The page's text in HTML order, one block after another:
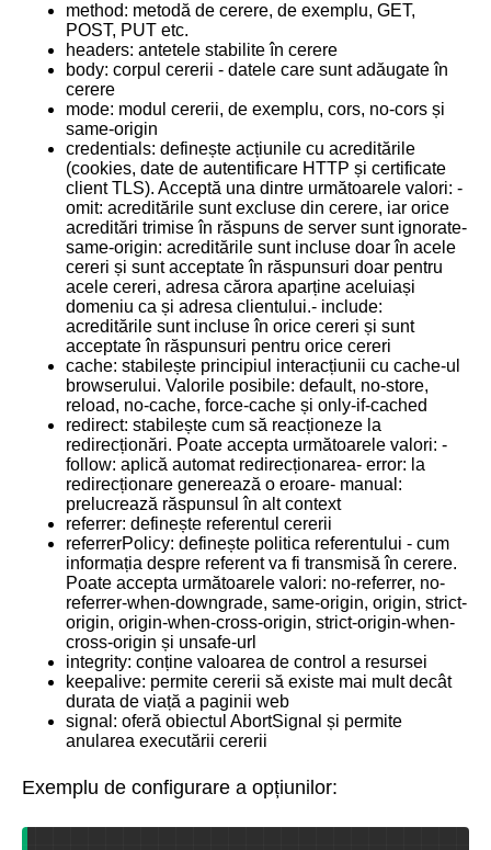
method: metodă de cerere, de exemplu, GET,
POST, PUT etc.
headers: antetele stabilite în cerere
body: corpul cererii - datele care sunt adăugate în
cerere
mode: modul cererii, de exemplu, cors, no-cors și
same-origin
credentials: definește acțiunile cu acreditările
(cookies, date de autentificare HTTP și certificate
client TLS). Acceptă una dintre următoarele valori: -
omit: acreditările sunt excluse din cerere, iar orice
acreditări trimise în răspuns de server sunt ignorate-
same-origin: acreditările sunt incluse doar în acele
cereri și sunt acceptate în răspunsuri doar pentru
acele cereri, adresa cărora aparține aceluiași
domeniu ca și adresa clientului.- include:
acreditările sunt incluse în orice cereri și sunt
acceptate în răspunsuri pentru orice cereri
cache: stabilește principiul interacțiunii cu cache-ul
browserului. Valorile posibile: default, no-store,
reload, no-cache, force-cache și only-if-cached
redirect: stabilește cum să reacționeze la
redirecționări. Poate accepta următoarele valori: -
follow: aplică automat redirecționarea- error: la
redirecționare generează o eroare- manual:
prelucrează răspunsul în alt context
referrer: definește referentul cererii
referrerPolicy: definește politica referentului - cum
informația despre referent va fi transmisă în cerere.
Poate accepta următoarele valori: no-referrer, no-
referrer-when-downgrade, same-origin, origin, strict-
origin, origin-when-cross-origin, strict-origin-when-
cross-origin și unsafe-url
integrity: conține valoarea de control a resursei
keepalive: permite cererii să existe mai mult decât
durata de viață a paginii web
signal: oferă obiectul AbortSignal și permite
anularea executării cererii
Exemplu de configurare a opțiunilor: